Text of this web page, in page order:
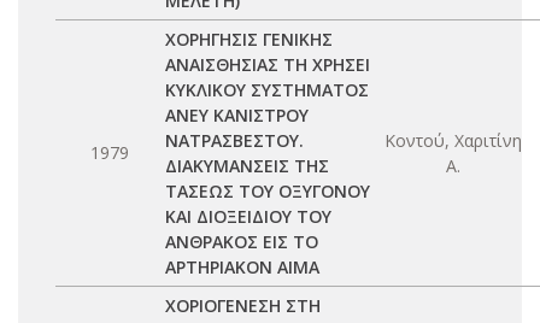
1979
ΧΟΡΗΓΗΣΙΣ ΓΕΝΙΚΗΣ
ΑΝΑΙΣΘΗΣΙΑΣ ΤΗ ΧΡΗΣΕΙ
ΚΥΚΛΙΚΟΥ ΣΥΣΤΗΜΑΤΟΣ
ΑΝΕΥ ΚΑΝΙΣΤΡΟΥ
ΝΑΤΡΑΣΒΕΣΤΟΥ.
ΔΙΑΚΥΜΑΝΣΕΙΣ ΤΗΣ
ΤΑΣΕΩΣ ΤΟΥ ΟΞΥΓΟΝΟΥ
ΚΑΙ ΔΙΟΞΕΙΔΙΟΥ ΤΟΥ
ΑΝΘΡΑΚΟΣ ΕΙΣ ΤΟ
ΑΡΤΗΡΙΑΚΟΝ ΑΙΜΑ
Κοντού, Χαριτίνη
Α.
ΧΟΡΙΟΓΕΝΕΣΗ ΣΤΗ